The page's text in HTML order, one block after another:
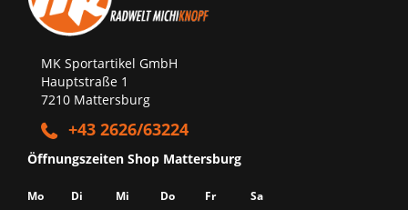
MK Sportartikel GmbH
Hauptstraße 1
7210 Mattersburg
+43 2626/63224
Öffnungszeiten Shop Mattersburg
Mo Di Mi Do Fr
Sa